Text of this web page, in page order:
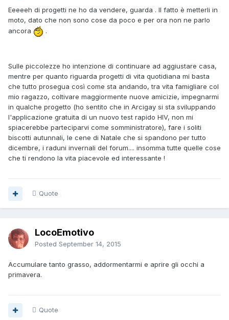
Eeeeeh di progetti ne ho da vendere, guarda . Il fatto è metterli in
moto, dato che non sono cose da poco e per ora non ne parlo
ancora
.
Sulle piccolezze ho intenzione di continuare ad aggiustare casa,
mentre per quanto riguarda progetti di vita quotidiana mi basta
che tutto prosegua così come sta andando, tra vita famigliare col
mio ragazzo, coltivare maggiormente nuove amicizie, impegnarmi
in qualche progetto (ho sentito che in Arcigay si sta sviluppando
l'applicazione gratuita di un nuovo test rapido HIV, non mi
spiacerebbe parteciparvi come somministratore), fare i soliti
biscotti autunnali, le cene di Natale che si spandono per tutto
dicembre, i raduni invernali del forum.... insomma tutte quelle cose
che ti rendono la vita piacevole ed interessante !
Quote
LocoEmotivo
Posted September 14, 2015
Accumulare tanto grasso, addormentarmi e aprire gli occhi a
primavera.
Quote